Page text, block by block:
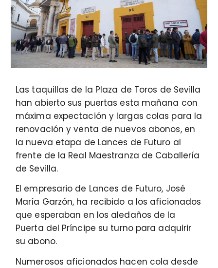
Las taquillas de la Plaza de Toros de Sevilla
han abierto sus puertas esta mañana con
máxima expectación y largas colas para la
renovación y venta de nuevos abonos, en
la nueva etapa de Lances de Futuro al
frente de la Real Maestranza de Caballería
de Sevilla.
El empresario de Lances de Futuro, José
María Garzón, ha recibido a los aficionados
que esperaban en los aledaños de la
Puerta del Príncipe su turno para adquirir
su abono.
Numerosos aficionados hacen cola desde